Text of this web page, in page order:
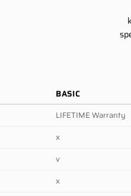
BASIC
LIFETIME Warranty
x
v
x